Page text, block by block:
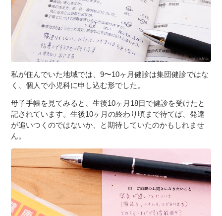
私が住んでいた地域では、9〜10ヶ月健診は集団健診ではな
く、個人で小児科に申し込む形でした。
母子手帳を見てみると、生後10ヶ月18日で健診を受けたと
記されています。生後10ヶ月の終わり頃まで待てば、発達
が追いつくのではないか、と期待していたのかもしれませ
ん。